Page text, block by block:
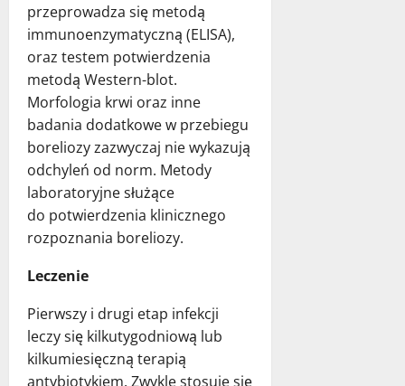
przeprowadza się metodą
immunoenzymatyczną (ELISA),
oraz testem potwierdzenia
metodą Western-blot.
Morfologia krwi oraz inne
badania dodatkowe w przebiegu
boreliozy zazwyczaj nie wykazują
odchyleń od norm. Metody
laboratoryjne służące
do potwierdzenia klinicznego
rozpoznania boreliozy.
Leczenie
Pierwszy i drugi etap infekcji
leczy się kilkutygodniową lub
kilkumiesięczną terapią
antybiotykiem. Zwykle stosuje się